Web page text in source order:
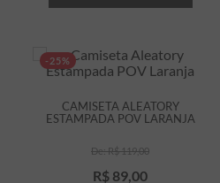
-25%
CAMISETA ALEATORY
ESTAMPADA POV LARANJA
R$119,00
R$ 89,00